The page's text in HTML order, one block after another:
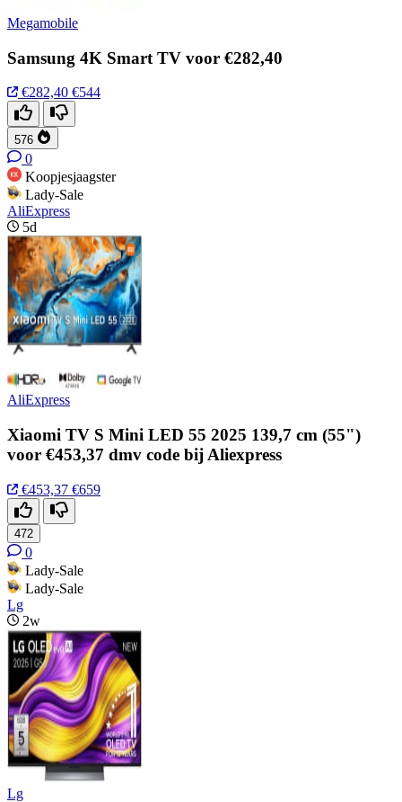
Megamobile
Samsung 4K Smart TV voor €282,40
€282,40 €544
576
0
Koopjesjaagster
Lady-Sale
AliExpress
5d
AliExpress
Xiaomi TV S Mini LED 55 2025 139,7 cm (55")
voor €453,37 dmv code bij Aliexpress
€453,37 €659
472
0
Lady-Sale
Lady-Sale
Lg
2w
Lg